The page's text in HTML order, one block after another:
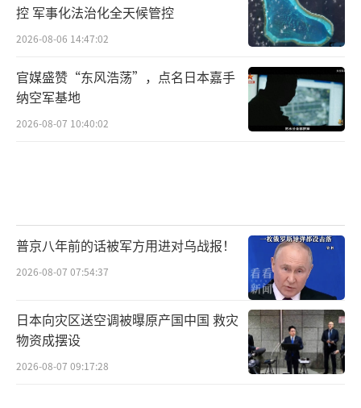
控 军事化法治化全天候管控
2026-08-06 14:47:02
官媒盛赞“东风浩荡”，点名日本嘉手
纳空军基地
2026-08-07 10:40:02
普京八年前的话被军方用进对乌战报！
2026-08-07 07:54:37
日本向灾区送空调被曝原产国中国 救灾
物资成摆设
2026-08-07 09:17:28